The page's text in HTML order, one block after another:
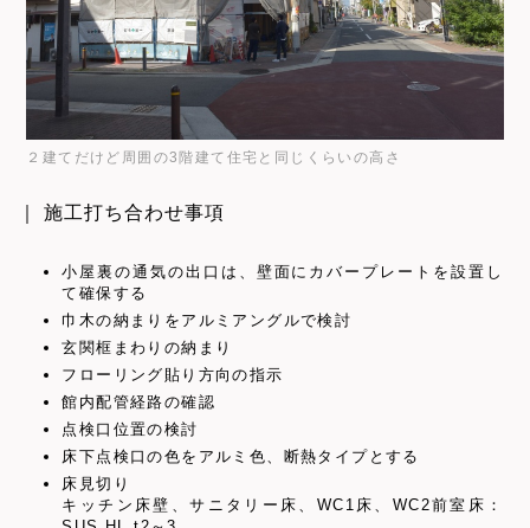
２建てだけど周囲の3階建て住宅と同じくらいの高さ
｜ 施工打ち合わせ事項
小屋裏の通気の出口は、壁面にカバープレートを設置し
て確保する
巾木の納まりをアルミアングルで検討
玄関框まわりの納まり
フローリング貼り方向の指示
館内配管経路の確認
点検口位置の検討
床下点検口の色をアルミ色、断熱タイプとする
床見切り
キッチン床壁、サニタリー床、WC1床、WC2前室床：